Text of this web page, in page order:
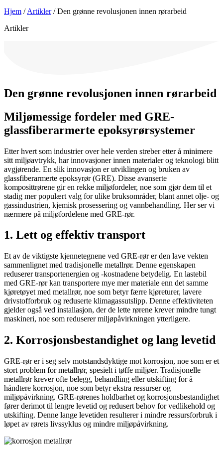
Hjem /Artikler/Den grønne revolusjonen innen rørarbeid
Artikler
Den grønne revolusjonen innen rørarbeid
Miljømessige fordeler med GRE-
glassfiberarmerte epoksyrørsystemer
Etter hvert som industrier over hele verden streber etter å minimere
sitt miljøavtrykk, har innovasjoner innen materialer og teknologi blitt
avgjørende. En slik innovasjon er utviklingen og bruken av
glassfiberarmerte epoksyrør (GRE). Disse avanserte
komposittrørene gir en rekke miljøfordeler, noe som gjør dem til et
stadig mer populært valg for ulike bruksområder, blant annet olje- og
gassindustrien, kjemisk prosessering og vannbehandling. Her ser vi
nærmere på miljøfordelene med GRE-rør.
1. Lett og effektiv transport
Et av de viktigste kjennetegnene ved GRE-rør er den lave vekten
sammenlignet med tradisjonelle metallrør. Denne egenskapen
reduserer transportenergien og -kostnadene betydelig. En lastebil
med GRE-rør kan transportere mye mer materiale enn det samme
kjøretøyet med metallrør, noe som betyr færre kjøreturer, lavere
drivstofforbruk og reduserte klimagassutslipp. Denne effektiviteten
gjelder også ved installasjon, der de lette rørene krever mindre tungt
maskineri, noe som reduserer miljøpåvirkningen ytterligere.
2. Korrosjonsbestandighet og lang levetid
GRE-rør er i seg selv motstandsdyktige mot korrosjon, noe som er et
stort problem for metallrør, spesielt i tøffe miljøer. Tradisjonelle
metallrør krever ofte belegg, behandling eller utskifting for å
håndtere korrosjon, noe som betyr ekstra ressurser og
miljøpåvirkning. GRE-rørenes holdbarhet og korrosjonsbestandighet
fører derimot til lengre levetid og redusert behov for vedlikehold og
utskifting. Denne lange levetiden resulterer i mindre ressursforbruk i
løpet av rørets livssyklus og mindre miljøpåvirkning.